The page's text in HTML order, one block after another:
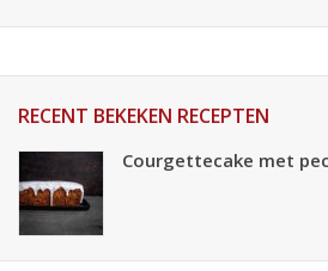
RECENT BEKEKEN RECEPTEN
Courgettecake met